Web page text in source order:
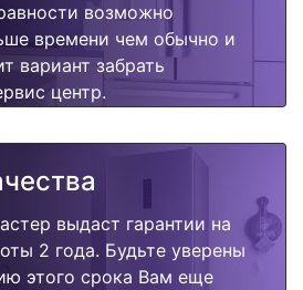
возможно
времени чем обычно и
вариант забрать
центр.
выдаст гарантии на
2 года. Будьте уверены
этого срока Вам еще